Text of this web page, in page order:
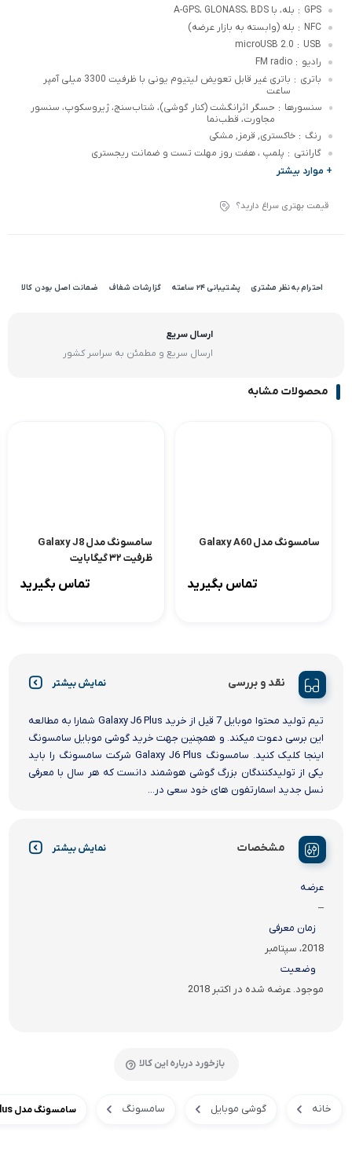
GPS
: بله، با A-GPS، GLONASS، BDS
NFC
: بله (وابسته به بازار عرضه)
USB
:
microUSB 2.0
رادیو :
FM radio
باتری :
باتری غیر قابل تعویض لیتیوم یونی با ظرفیت 3300 میلی آمپر
ساعت
سنسورها : حسگر اثرانگشت (کنار گوشی)، شتاب‌سنج، ژیروسکوپ، سنسور
مجاورت، قطب‌نما
رنگ : خاکستری, قرمز, مشکی
گارانتی : پلمپ ، هفت روز مهلت تست و ضمانت ریجستری
+ موارد بیشتر
قیمت بهتری سراغ دارید؟
احترام به نظر مشتری پشتیبانی 24 ساعته گزارشات شفاف ضمانت اصل بودن کالا
ارسال سریع
ارسال سریع و مطمئن به سراسر کشور
محصولات مشابه
سامسونگ مدل Galaxy A60
تماس بگیرید
سامسونگ مدل Galaxy J8
ظرفیت ۳۲ گیگابایت
تماس بگیرید
نقد و بررسی نمایش بیشتر
تیم تولید محتوا موبایل 7 قیل از خرید Galaxy J6 Plus شمارا به مطالعه
این برسی دعوت میکند. و همچنین جهت خرید گوشی موبایل سامسونگ
اینجا کلیک کنید. سامسونگ Galaxy J6 Plus شرکت سامسونگ را باید
یکی از تولیدکنندگان بزرگ گوشی هوشمند دانست که هر سال با معرفی
نسل جدید اسمارتفون های خود سعی در...
مشخصات نمایش بیشتر
عرضه
–
زمان معرفی
2018، سپتامبر
وضعیت
موجود. عرضه شده در اکتبر 2018
بازخورد درباره این کالا
خانه گوشی موبایل سامسونگ سامسونگ مدل Galaxy J6 Plus ظرفیت ۳۲ گیگابایت